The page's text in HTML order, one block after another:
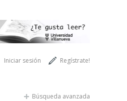
Regístrate!
Iniciar sesión
Búsqueda avanzada